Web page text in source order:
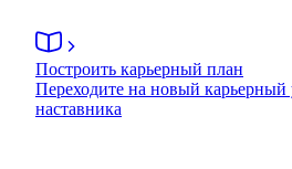
Построить карьерный план
Переходите на новый
наставника